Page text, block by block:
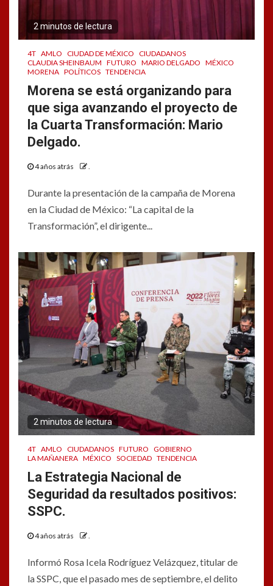
2 minutos de lectura
4T AMLO CIUDAD DE MÉXICO CIUDADANOS
CLAUDIA SHEINBAUM FUTURO MARIO DELGADO MÉXICO
MORENA POLÍTICOS TENDENCIA
Morena se está organizando para
que siga avanzando el proyecto de
la Cuarta Transformación: Mario
Delgado.
4 años atrás .
Durante la presentación de la campaña de Morena
en la Ciudad de México: “La capital de la
Transformación”, el dirigente...
2 minutos de lectura
4T AMLO CIUDADANOS FUTURO GOBIERNO
LA MAÑANERA MÉXICO SOCIEDAD TENDENCIA
La Estrategia Nacional de
Seguridad da resultados positivos:
SSPC.
4 años atrás .
Informó Rosa Icela Rodríguez Velázquez, titular de
la SSPC, que el pasado mes de septiembre, el delito